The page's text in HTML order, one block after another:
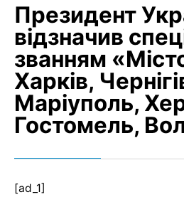
Президент
відзначив
званням
Харків,
Маріуполь,
Гостомель,
[ad_1]